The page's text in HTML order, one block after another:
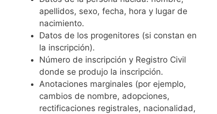
apellidos, sexo, fecha, hora y lugar de
nacimiento.
Datos de los progenitores (si constan en
la inscripción).
Número de inscripción y Registro Civil
donde se produjo la inscripción.
Anotaciones marginales (por ejemplo,
cambios de nombre, adopciones,
rectificaciones registrales, nacionalidad,